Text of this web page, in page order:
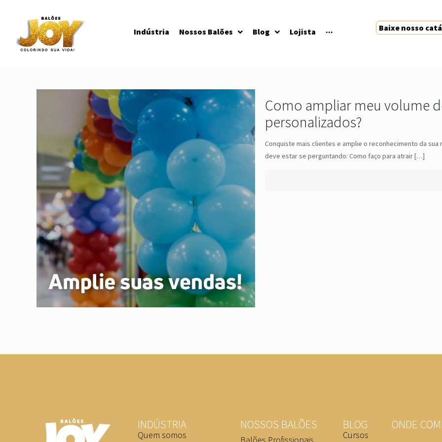
Indústria Nossos Balões Blog Lojista ··· Baixe nosso
Como ampliar meu volume
personalizados?
Conquiste mais clientes e amplie o reconhecimento da
deve estar se perguntando: Como faço para atrair[…]
INDÚSTRIA
Quem somos
NOSSOS BALÕES BLOG
Cursos
ONDE